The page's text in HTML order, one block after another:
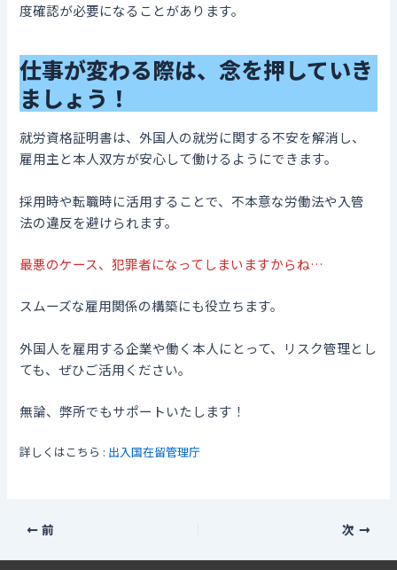
度確認が必要になることがあります。
仕事が変わる際は、念を押していき
ましょう！
就労資格証明書は、外国人の就労に関する不安を解消し、
雇用主と本人双方が安心して働けるようにできます。
採用時や転職時に活用することで、不本意な労働法や入管
法の違反を避けられます。
最悪のケース、犯罪者になってしまいますからね…
スムーズな雇用関係の構築にも役立ちます。
外国人を雇用する企業や働く本人にとって、リスク管理とし
ても、ぜひご活用ください。
無論、弊所でもサポートいたします！
詳しくはこちら : 出入国在留管理庁
前 次